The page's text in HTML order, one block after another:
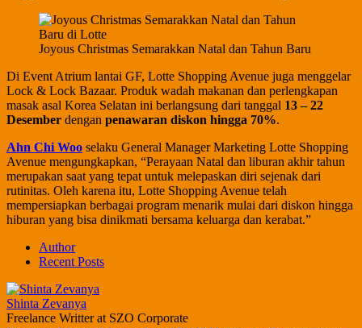
Joyous Christmas Semarakkan Natal dan Tahun Baru
Di Event Atrium lantai GF, Lotte Shopping Avenue juga menggelar
Lock & Lock Bazaar. Produk wadah makanan dan perlengkapan
masak asal Korea Selatan ini berlangsung dari tanggal 13 – 22
Desember dengan penawaran diskon hingga 70%.
Ahn Chi Woo selaku General Manager Marketing Lotte Shopping
Avenue mengungkapkan, “Perayaan Natal dan liburan akhir tahun
merupakan saat yang tepat untuk melepaskan diri sejenak dari
rutinitas. Oleh karena itu, Lotte Shopping Avenue telah
mempersiapkan berbagai program menarik mulai dari diskon hingga
hiburan yang bisa dinikmati bersama keluarga dan kerabat.”
Author
Recent Posts
Shinta Zevanya
Freelance Writterat SZO Corporate